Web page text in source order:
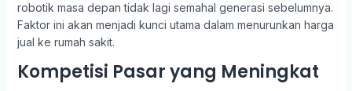
robotik masa depan tidak lagi semahal generasi sebelumnya.
Faktor ini akan menjadi kunci utama dalam menurunkan harga
jual ke rumah sakit.
Kompetisi Pasar yang Meningkat